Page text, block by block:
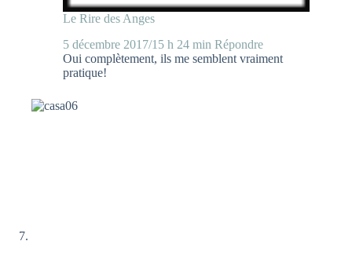
Le Rire des Anges
5 décembre 2017/15 h 24 min Répondre
Oui complètement, ils me semblent vraiment
pratique!